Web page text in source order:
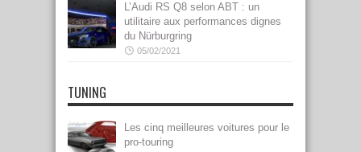
L’Audi RS Q8 selon ABT : un
utilitaire aux performances dignes
du Nürburgring
05/02/2021
TUNING
Les cinq meilleures voitures pour le
pro-touring